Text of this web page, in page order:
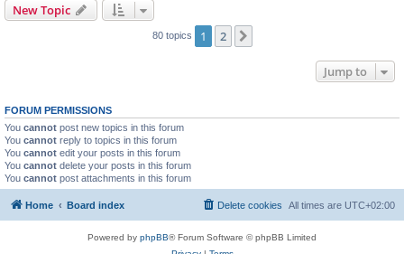
New Topic
80 topics 1 2
Jump to
FORUM PERMISSIONS
You cannot post new topics in this forum
You cannot reply to topics in this forum
You cannot edit your posts in this forum
You cannot delete your posts in this forum
You cannot post attachments in this forum
Home Board index All times are UTC+02:00
Delete cookies
Powered by phpBB® Forum Software © phpBB Limited